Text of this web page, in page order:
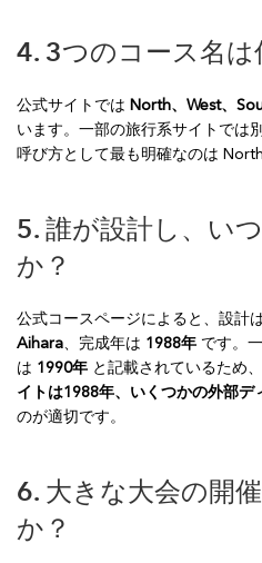
4. 3つのコース名は
公式サイトでは North、West、
います。一部の旅行系サイトでは
呼び方として最も明確なのは
5. 誰が設計し、い
か？
公式コースページによると、設計
Aihara、完成年は 1988年 です。
は 1990年 と記載されているため
イトは1988年、いくつかの外部デ
のが適切です。
6. 大きな大会の開
か？